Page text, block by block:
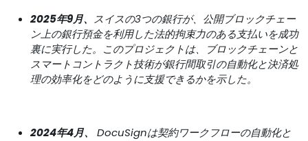
2025年9月、 スイスの3つの銀行が、公開ブロックチェー
ン上の銀行預金を利用した法的拘束力のある支払いを成功
裏に実行した。このプロジェクトは、ブロックチェーンと
スマートコントラクト技術が銀行間取引の自動化と決済処
理の効率化をどのように支援できるかを示した。
2024年4月、
DocuSignは契約ワークフローの自動化と